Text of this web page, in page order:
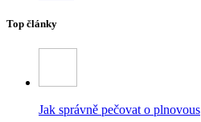
Top články
Jak správně pečovat o plnovous